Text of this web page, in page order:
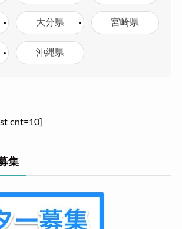
大分県 宮崎県
沖縄県
cnt=10]
集